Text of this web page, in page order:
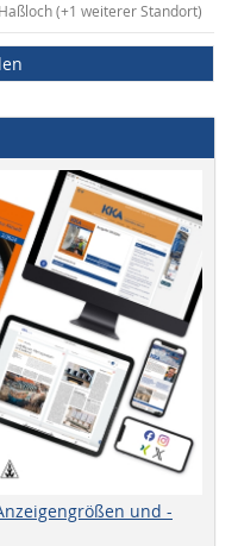
(+1 weiterer Standort)
und -